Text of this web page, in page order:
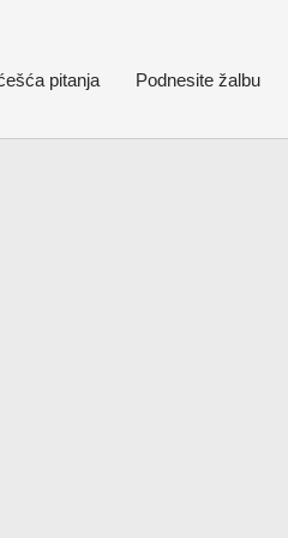
pitanja Podnesite žalbu